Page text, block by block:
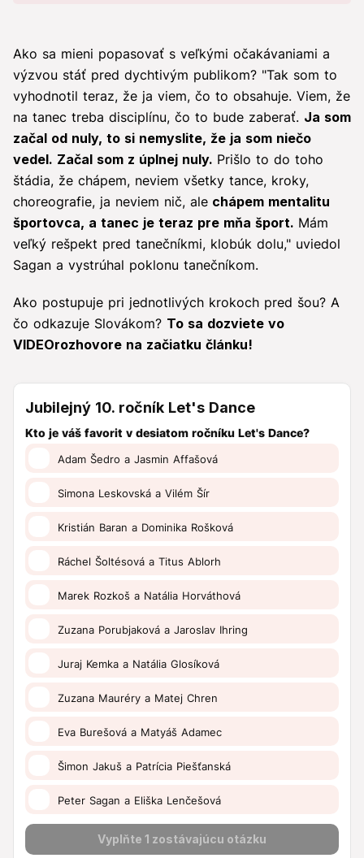
Ako sa mieni popasovať s veľkými očakávaniami a
výzvou stáť pred dychtivým publikom? "Tak som to
vyhodnotil teraz, že ja viem, čo to obsahuje. Viem, že
na tanec treba disciplínu, čo to bude zaberať. Ja som
začal od nuly, to si nemyslite, že ja som niečo
vedel. Začal som z úplnej nuly. Prišlo to do toho
štádia, že chápem, neviem všetky tance, kroky,
choreografie, ja neviem nič, ale chápem mentalitu
športovca, a tanec je teraz pre mňa šport. Mám
veľký rešpekt pred tanečníkmi, klobúk dolu," uviedol
Sagan a vystrúhal poklonu tanečníkom.
Ako postupuje pri jednotlivých krokoch pred šou? A
čo odkazuje Slovákom? To sa dozviete vo
VIDEOrozhovore na začiatku článku!